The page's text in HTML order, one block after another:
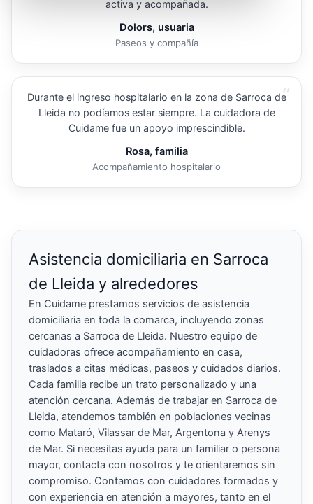
activa y acompañada.
Dolors, usuaria
Paseos y compañía
“
Durante el ingreso hospitalario en la zona de Sarroca de
Lleida no podíamos estar siempre. La cuidadora de
Cuidame fue un apoyo imprescindible.
Rosa, familia
Acompañamiento hospitalario
Asistencia domiciliaria en Sarroca
de Lleida y alrededores
En Cuidame prestamos servicios de asistencia
domiciliaria en toda la comarca, incluyendo zonas
cercanas a Sarroca de Lleida. Nuestro equipo de
cuidadoras ofrece acompañamiento en casa,
traslados a citas médicas, paseos y cuidados diarios.
Cada familia recibe un trato personalizado y una
atención cercana. Además de trabajar en Sarroca de
Lleida, atendemos también en poblaciones vecinas
como Mataró, Vilassar de Mar, Argentona y Arenys
de Mar. Si necesitas ayuda para un familiar o persona
mayor, contacta con nosotros y te orientaremos sin
compromiso. Contamos con cuidadores formados y
con experiencia en atención a mayores, tanto en el